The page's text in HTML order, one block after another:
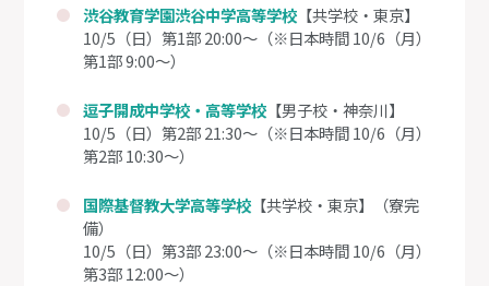
渋谷教育学園渋谷中学高等学校 【共学校・東京】
10/5（日）第1部 20:00～（※日本時間 10/6（月）
第1部 9:00～）
逗子開成中学校・高等学校 【男子校・神奈川】
10/5（日）第2部 21:30～（※日本時間 10/6（月）
第2部 10:30～）
国際基督教大学高等学校 【共学校・東京】（寮完
備）
10/5（日）第3部 23:00～（※日本時間 10/6（月）
第3部 12:00～）